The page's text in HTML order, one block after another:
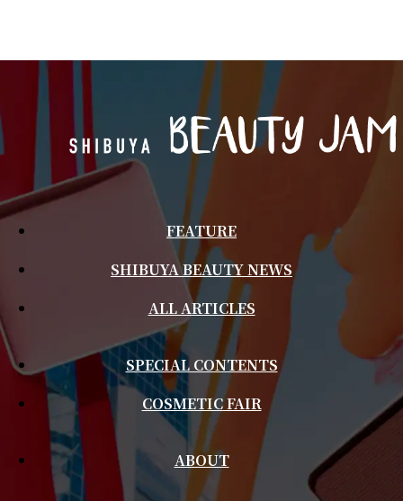
FEATURE
SHIBUYA BEAUTY NEWS
ALL ARTICLES
SPECIAL CONTENTS
COSMETIC FAIR
ABOUT